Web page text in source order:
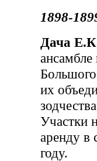
1898-
Дача
их
Участки
аренду в
году.